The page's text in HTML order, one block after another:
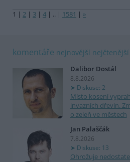
1 | 2 | 3 | 4 | .. | 1581 | »
komentáře nejnovější nejčtenější
Dalibor Dostál
8.8.2026
Diskuse: 2
Místo kosení
invazních dřevin.
o zeleň ve městech
Jan Palaščák
7.8.2026
Diskuse: 13
Ohrožuje